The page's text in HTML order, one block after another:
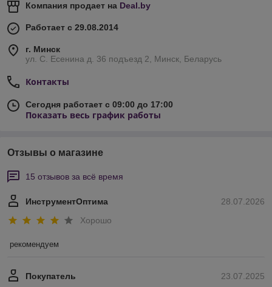
Компания продает на Deal.by
Работает с 29.08.2014
г. Минск
ул. С. Есенина д. 36 подъезд 2, Минск, Беларусь
Контакты
Сегодня работает с 09:00 до 17:00
Показать весь график работы
Отзывы о магазине
15 отзывов за всё время
28.07.2026
ИнструментОптима
Хорошо
рекомендуем
23.07.2025
Покупатель